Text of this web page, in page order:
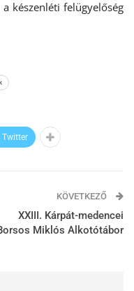
készenléti felügyelőség
Twitter
KÖVETKEZŐ
XXIII. Kárpát-medencei
Miklós Alkotótábor